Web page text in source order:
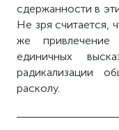
сдержанности в
Не зря считается,
же привлечение
единичных
радикализации
расколу.